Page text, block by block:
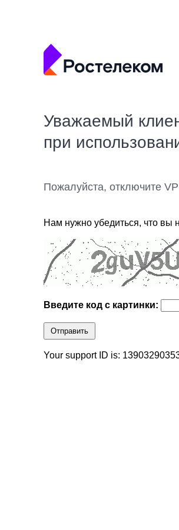
Уважаемый
при
Пожалуйста, отключите
Нам нужно убедиться, что вы
Введите код с картинки:
Отправить
Your support ID is: